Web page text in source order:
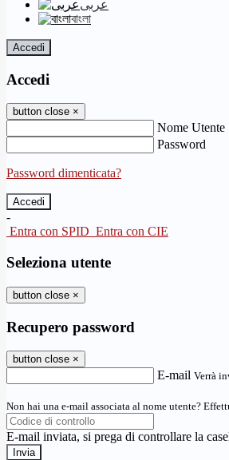
عربى
বাংলা
Accedi
Accedi
button close ×
Nome Utente
Password
Password dimenticata?
-
Entra con SPID Entra con CIE
Seleziona utente
button close ×
Recupero password
button close ×
E-mail Verrà
Non hai una e-mail associata al nome utente?
E-mail inviata, si prega di controllare la